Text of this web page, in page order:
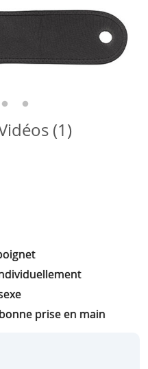
(1)
prise en main